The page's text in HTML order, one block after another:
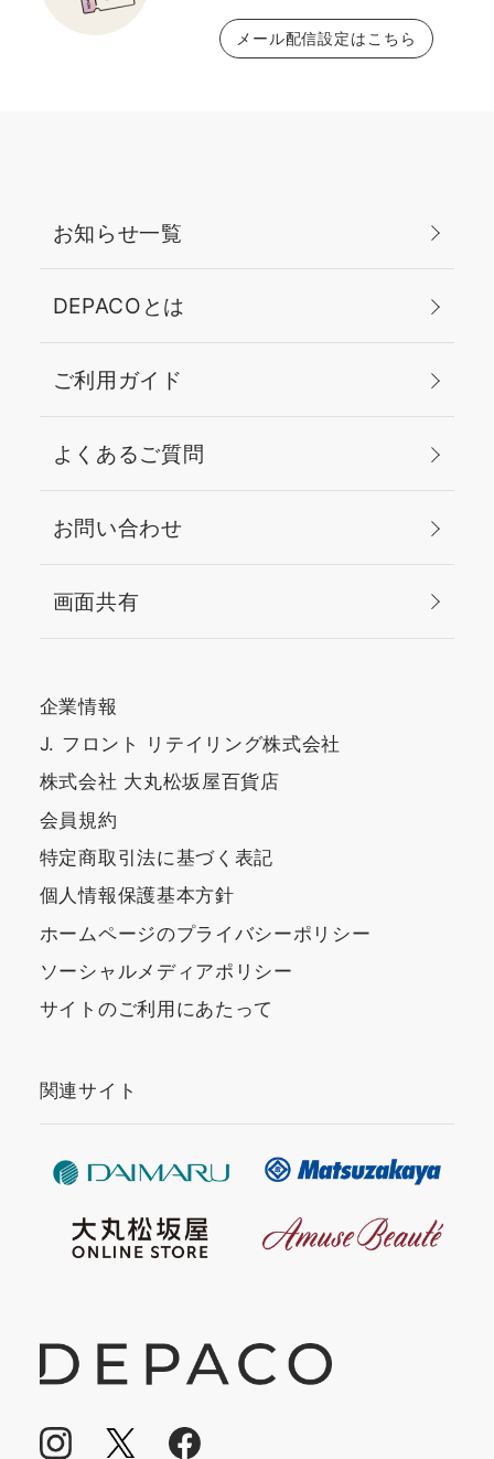
メール配信設定はこちら
お知らせ一覧
DEPACOとは
ご利用ガイド
よくあるご質問
お問い合わせ
画面共有
企業情報
J. フロント リテイリング株式会社
株式会社 大丸松坂屋百貨店
会員規約
特定商取引法に基づく表記
個人情報保護基本方針
ホームページのプライバシーポリシー
ソーシャルメディアポリシー
サイトのご利用にあたって
関連サイト